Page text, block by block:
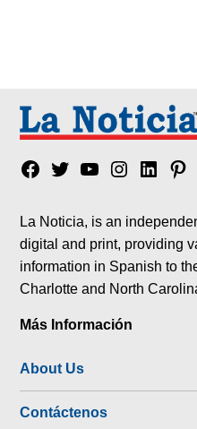
Facebook
TwitterYouTubeInstagram
Linkedin
La Noticia, is an
digital and print, providing
information in Spanish to
Charlotte and North
Más Información
About Us
Contáctenos